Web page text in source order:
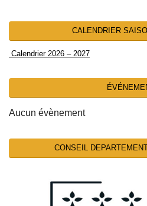
CALENDRIER
Calendrier 2026 – 2027
Aucun évènement
CONSEIL